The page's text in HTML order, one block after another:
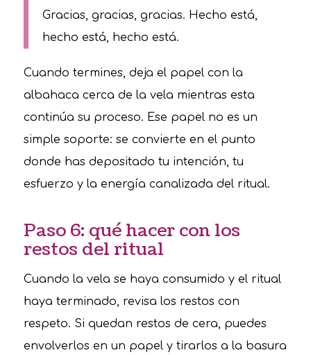
Gracias, gracias, gracias. Hecho está,
hecho está, hecho está.
Cuando termines, deja el papel con la
albahaca cerca de la vela mientras esta
continúa su proceso. Ese papel no es un
simple soporte: se convierte en el punto
donde has depositado tu intención, tu
esfuerzo y la energía canalizada del ritual.
Paso 6: qué hacer con los
restos del ritual
Cuando la vela se haya consumido y el ritual
haya terminado, revisa los restos con
respeto. Si quedan restos de cera, puedes
envolverlos en un papel y tirarlos a la basura